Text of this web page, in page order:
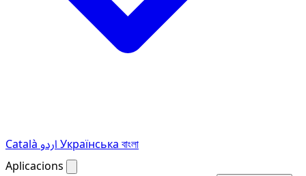
Català Українська বাংলা
Aplicacions